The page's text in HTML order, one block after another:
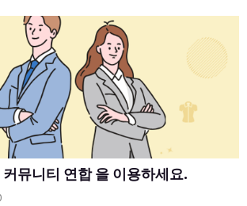
뮤니티 연합 을 이용하세요.